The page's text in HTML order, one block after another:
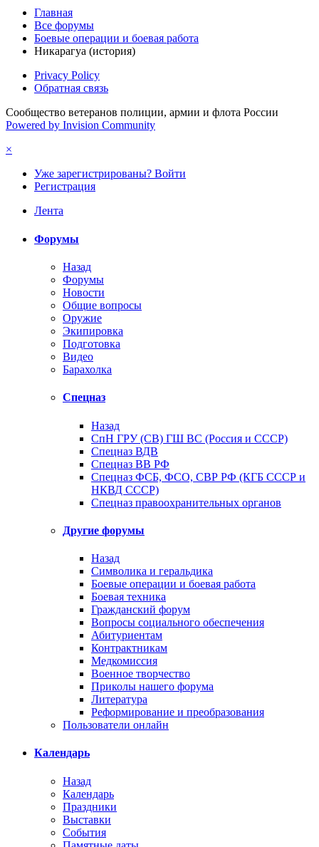
Главная
Все форумы
Боевые операции и боевая работа
Никарагуа (история)
Privacy Policy
Обратная связь
Сообщество ветеранов полиции, армии и флота России
Powered by Invision Community
×
Уже зарегистрированы? Войти
Регистрация
Лента
Форумы
Назад
Форумы
Новости
Общие вопросы
Оружие
Экипировка
Подготовка
Видео
Барахолка
Спецназ
Назад
СпН ГРУ (СВ) ГШ ВС (Россия и СССР)
Спецназ ВДВ
Спецназ ВВ РФ
Спецназ ФСБ, ФСО, СВР РФ (КГБ СССР и
НКВД СССР)
Спецназ правоохранительных органов
Другие форумы
Назад
Символика и геральдика
Боевые операции и боевая работа
Боевая техника
Гражданский форум
Вопросы социального обеспечения
Абитуриентам
Контрактникам
Медкомиссия
Военное творчество
Приколы нашего форума
Литература
Реформирование и преобразования
Пользователи онлайн
Календарь
Назад
Календарь
Праздники
Выставки
События